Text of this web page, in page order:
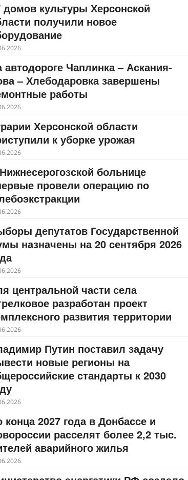
домов культуры Херсонской
получили новое
автодороге Чаплинка – Аскания-
– Хлебодаровка завершены
работы
Херсонской области
к уборке урожая
больнице
провели операцию по
депутатов Государственной
назначены на 20 сентября 2026
центральной части села
разработан проект
развития территории
Путин поставил задачу
новые регионы на
стандарты к 2030
конца 2027 года в Донбассе и
расселят более 2,2 тыс.
аварийного жилья